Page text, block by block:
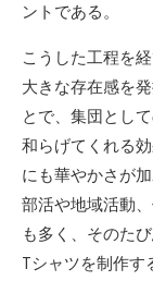
ントである。
こうした工程を
大きな存在感を
とで、集団とし
和らげてくれる
にも華やかさが
部活や地域活動
も多く、そのた
Tシャツを制作す